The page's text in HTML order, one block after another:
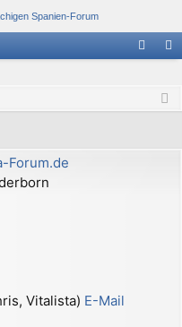
ist
Forum.de
Vitalista) E-Mail